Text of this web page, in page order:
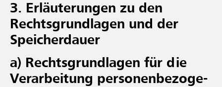
3. Er­läu­te­run­gen zu den
Rechts­grund­la­gen und der
Spei­cherdau­er
a) Rechts­grund­la­gen für die
Ver­ar­bei­tung per­so­nen­be­zo­ge­